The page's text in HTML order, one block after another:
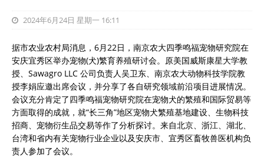
2024年6月24日 星期一 16:11
据市农业农村局消息，6月22日，南京农大四季鸣福宠物研究院在
安庆宜秀区举办宠物(犬)繁育养殖研讨会。原美国威斯康星大学教
授、Sawagro LLC 公司负责人吴卫东、南京农大动物科技学院教
授李娟应邀出席会议，并分享了各自研究领域前沿项目进展情况。
会议充分肯定了四季鸣福宠物研究院在宠物犬的繁殖和国际贸易等
方面取得的成就，就“长三角”地区宠物犬繁殖基地建设、生物科技
招商、宠物衍生品交易等作了分析探讨。来自北京、浙江、湖北、
台湾和省内有关宠物行业企业以及安庆市、宜秀区畜牧兽医机构负
责人参加了会议。